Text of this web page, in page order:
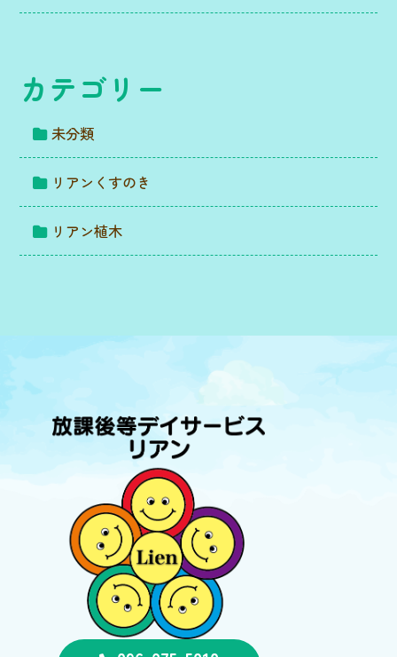
カテゴリー
未分類
リアンくすのき
リアン植木